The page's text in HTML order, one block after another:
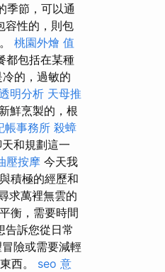
季節，可以通
容性的，則包
桃園外燴 值
都包括在某種
的，過敏的
明分析 天母推
鮮烹製的，根
帳事務所 殺蟑
和規劃這一
壓按摩 今天我
積極的經歷和
求萬裡無雲的
衡，需要時間
告訴您從日常
險或需要減輕
西。 seo 意